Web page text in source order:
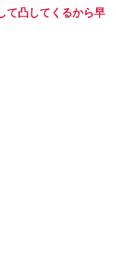
て凸してくるから早